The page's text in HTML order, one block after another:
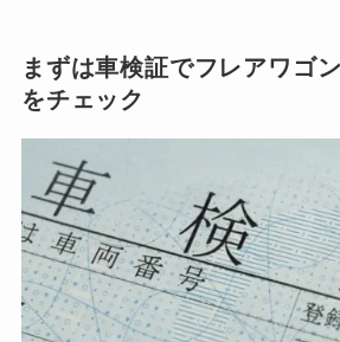
まずは車検証でフレアワゴ
をチェック